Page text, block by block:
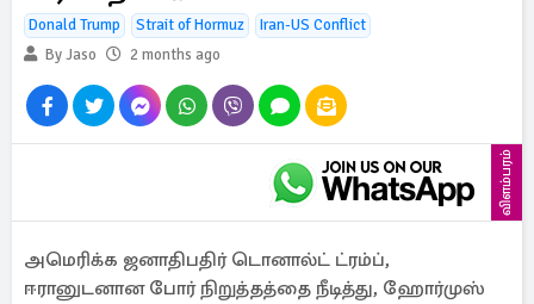
Donald Trump Strait of Hormuz
Iran-US Conflict
By Jaso
2 months ago
விளம்பரம்
அமெரிக்க ஜனாதிபதிர் டொனால்ட் ட்ரம்ப்,
ஈரானுடனான போர் நிறுத்தத்தை நீடித்து, ஹோர்முஸ்